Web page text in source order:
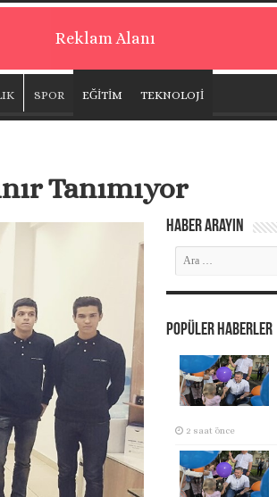
Reklam Alanı
SPOR EĞİTİM TEKNOLOJİ
Tanımıyor
Haber Arayın
Popüler Haberler
2 saat önce